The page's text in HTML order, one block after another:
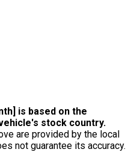
is based on the
stock country.
are provided by the local
not guarantee its accuracy.